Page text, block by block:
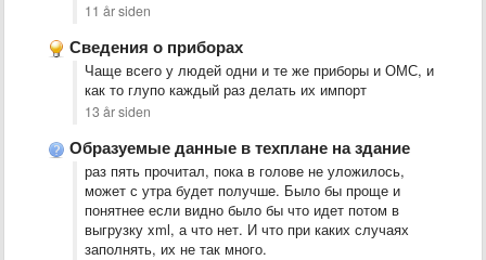
11 år siden
Сведения о приборах
Чаще всего у людей одни и те же приборы и ОМС, и
как то глупо каждый раз делать их импорт
13 år siden
Образуемые данные в техплане на здание
раз пять прочитал, пока в голове не уложилось,
может с утра будет получше. Было бы проще и
понятнее если видно было бы что идет потом в
выгрузку xml, а что нет. И что при каких случаях
заполнять, их не так много.